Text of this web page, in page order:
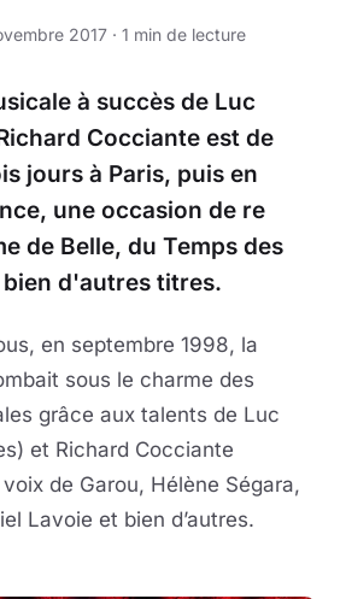
2017 · 1 min de lecture
à succès de Luc
Cocciante est de
jours à Paris, puis en
une occasion de re
de Belle, du Temps des
d'autres titres.
en septembre 1998, la
sous le charme des
grâce aux talents de Luc
et Richard Cocciante
de Garou, Hélène Ségara,
Lavoie et bien d’autres.